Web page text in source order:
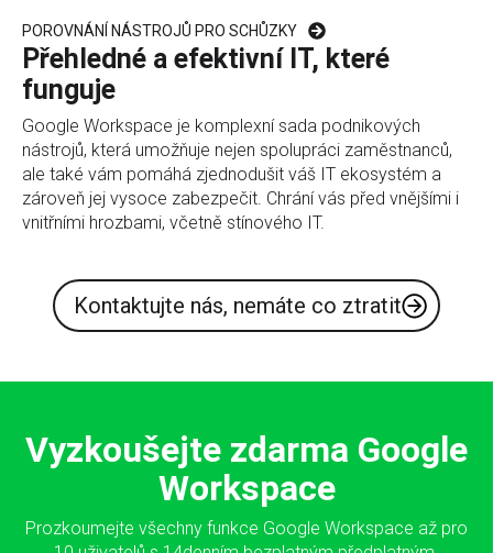
POROVNÁNÍ NÁSTROJŮ PRO SCHŮZKY
Přehledné a efektivní IT, které
funguje
Google Workspace je komplexní sada podnikových
nástrojů, která umožňuje nejen spolupráci zaměstnanců,
ale také vám pomáhá zjednodušit váš IT ekosystém a
zároveň jej vysoce zabezpečit. Chrání vás před vnějšími i
vnitřními hrozbami, včetně stínového IT.
Kontaktujte nás, nemáte co ztratit
Vyzkoušejte zdarma Google
Workspace
Prozkoumejte všechny funkce Google Workspace až pro